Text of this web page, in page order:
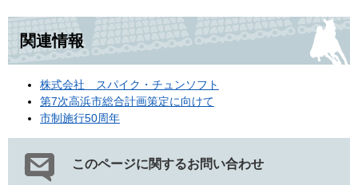
関連情報
株式会社 スパイク・チュンソフト
第7次高浜市総合計画策定に向けて
市制施行50周年
このページに関するお問い合わせ